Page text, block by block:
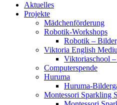
Aktuelles
Projekte
Mädchenförderung
Robotik-Workshops
Robotik –
Viktoria English
Viktoriaschool
Computerspende
Huruma
Huruma-
Montessori Sparkling